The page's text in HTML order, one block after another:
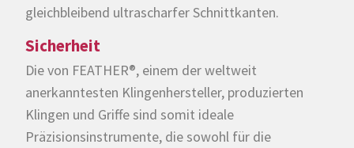
gleichbleibend ultrascharfer Schnittkanten.
Sicherheit
Die von FEATHER®, einem der weltweit
anerkanntesten Klingenhersteller, produzierten
Klingen und Griffe sind somit ideale
Präzisionsinstrumente, die sowohl für die